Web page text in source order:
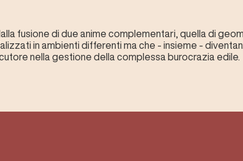
fusione di due anime complementari, quella di
in ambienti differenti ma che - insieme -
nella gestione della complessa burocrazia edile.